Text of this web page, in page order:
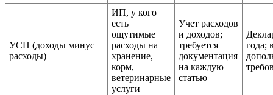
УСН (доходы минус
расходы)
ИП, у кого
есть
ощутимые
расходы на
хранение,
корм,
ветеринарные
услуги
Учет расходов
и доходов;
требуется
документация
на каждую
статью
года;